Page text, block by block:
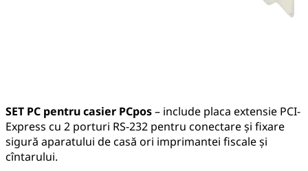
SET PC pentru casier PCpos– include placa extensie PCI-
Express cu 2 porturi RS-232 pentru conectare și fixare
sigură aparatului de casă ori imprimantei fiscale și
cîntarului.